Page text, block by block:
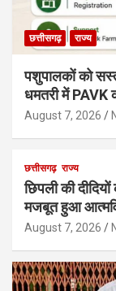
छत्तीसगढ़ राज्य
पशुपालकों को
धमतरी में PAVK
August 7, 2026
छत्तीसगढ़ राज्य
छिपली की
मजबूत हुआ
August 7, 2026